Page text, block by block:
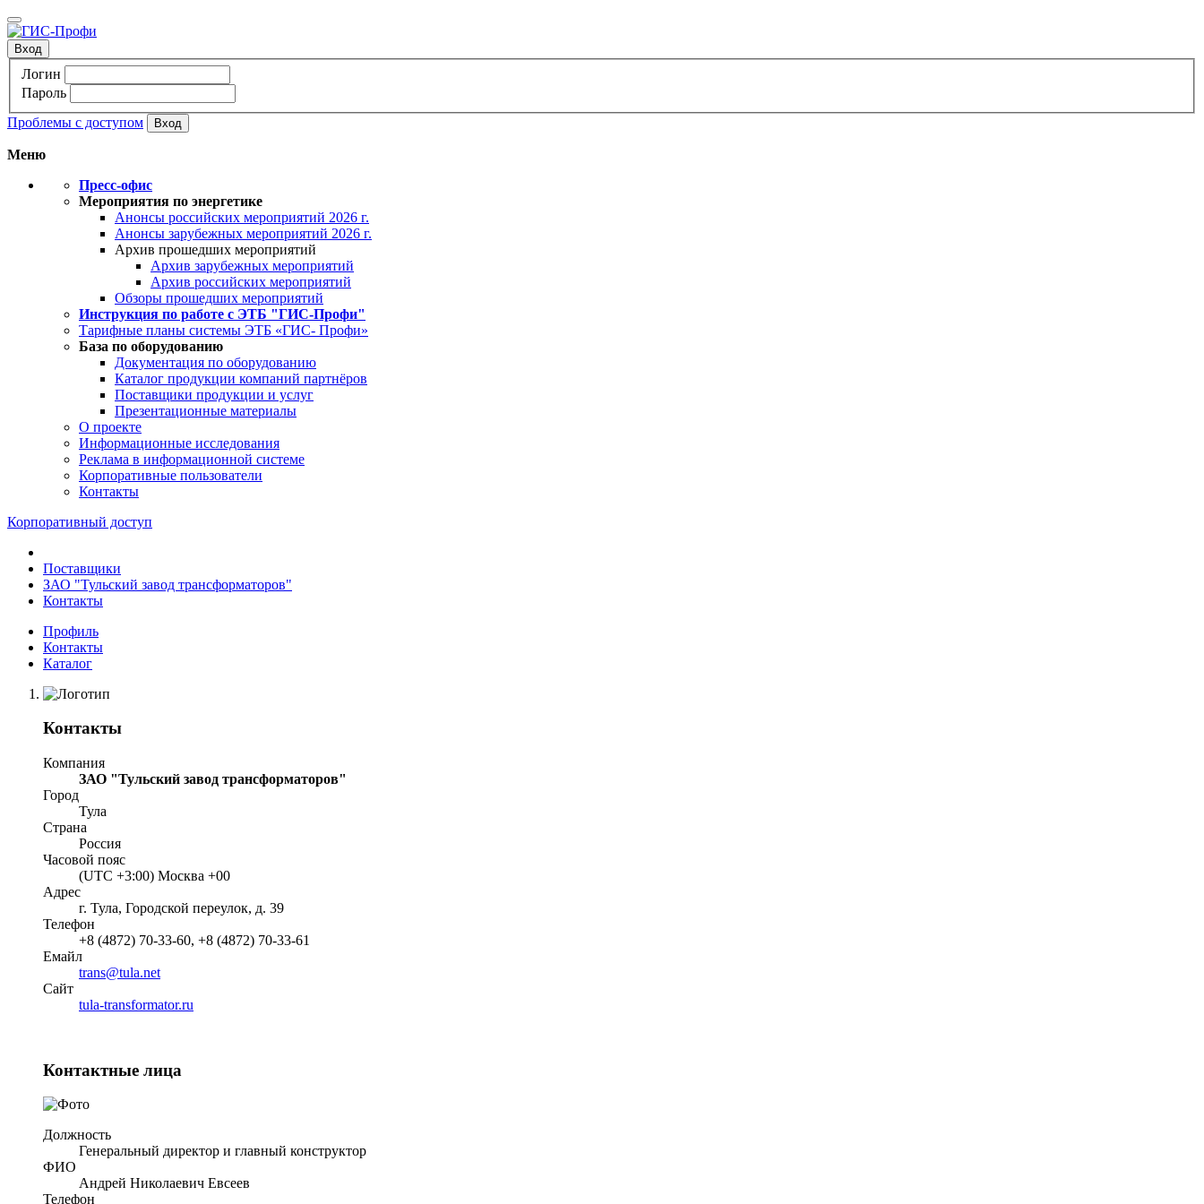
Вход
Логин
Пароль
Проблемы с доступом
Меню
Пресс-офис
Мероприятия по энергетике
Анонсы российских мероприятий 2026 г.
Анонсы зарубежных мероприятий 2026 г.
Архив прошедших мероприятий
Архив зарубежных мероприятий
Архив российских мероприятий
Обзоры прошедших мероприятий
Инструкция по работе с ЭТБ "ГИС-Профи"
Тарифные планы системы ЭТБ «ГИС- Профи»
База по оборудованию
Документация по оборудованию
Каталог продукции компаний партнёров
Поставщики продукции и услуг
Презентационные материалы
О проекте
Информационные исследования
Реклама в информационной системе
Корпоративные пользователи
Контакты
Корпоративный доступ
Поставщики
ЗАО "Тульский завод трансформаторов"
Контакты
Профиль
Контакты
Каталог
Контакты
Компания
ЗАО "Тульский завод трансформаторов"
Город
Тула
Страна
Россия
Часовой пояс
(UTC +3:00) Москва +00
Адрес
г. Тула, Городской переулок, д. 39
Телефон
+8 (4872) 70-33-60, +8 (4872) 70-33-61
Емайл
trans@tula.net
Cайт
tula-transformator.ru
Контактные лица
Должность
Генеральный директор и главный конструктор
ФИО
Андрей Николаевич Евсеев
Телефон